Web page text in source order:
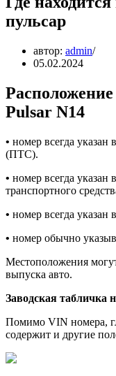
пульсар
автор: admin
05.02.2024
Pulsar N14
• номер всегда указан
(ПТС).
• номер всегда указан
транспортного
• номер всегда указан
• номер обычно
Местоположения
выпуска авто.
Заводская табличка
Помимо VIN номера,
содержит и другие